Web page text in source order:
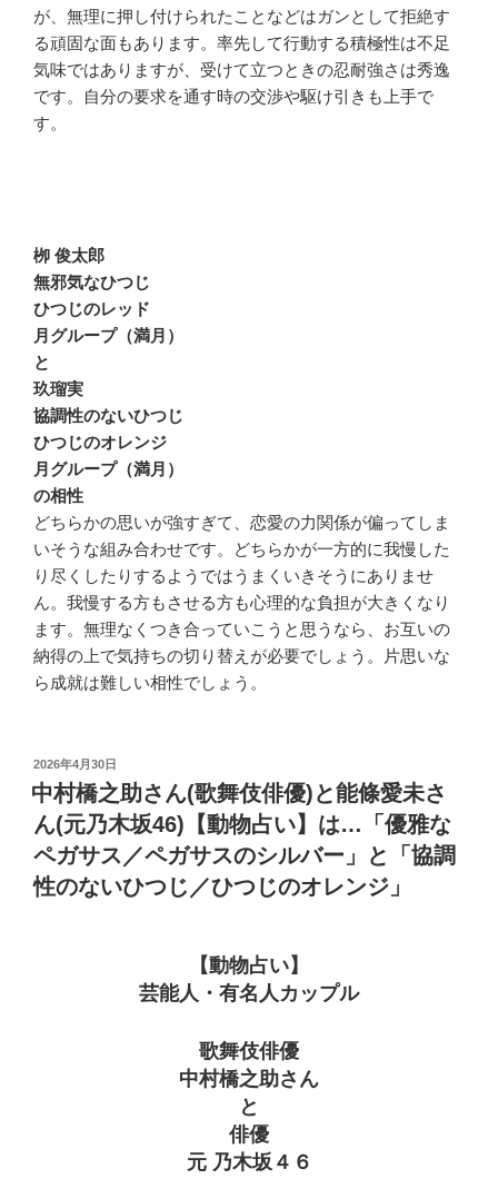
が、無理に押し付けられたことなどはガンとして拒絶す
る頑固な面もあります。率先して行動する積極性は不足
気味ではありますが、受けて立つときの忍耐強さは秀逸
です。自分の要求を通す時の交渉や駆け引きも上手で
す。
栁 俊太郎
無邪気なひつじ
ひつじのレッド
月グループ（満月）
と
玖瑠実
協調性のないひつじ
ひつじのオレンジ
月グループ（満月）
の相性
どちらかの思いが強すぎて、恋愛の力関係が偏ってしま
いそうな組み合わせです。どちらかが一方的に我慢した
り尽くしたりするようではうまくいきそうにありませ
ん。我慢する方もさせる方も心理的な負担が大きくなり
ます。無理なくつき合っていこうと思うなら、お互いの
納得の上で気持ちの切り替えが必要でしょう。片思いな
ら成就は難しい相性でしょう。
投
稿
日:
2026年4月30日
中村橋之助さん(歌舞伎俳優)と能條愛未さ
ん(元乃木坂46)【動物占い】は…「優雅な
ペガサス／ペガサスのシルバー」と「協調
性のないひつじ／ひつじのオレンジ」
【動物占い】
芸能人・有名人カップル
歌舞伎俳優
中村橋之助さん
と
俳優
元 乃木坂４６